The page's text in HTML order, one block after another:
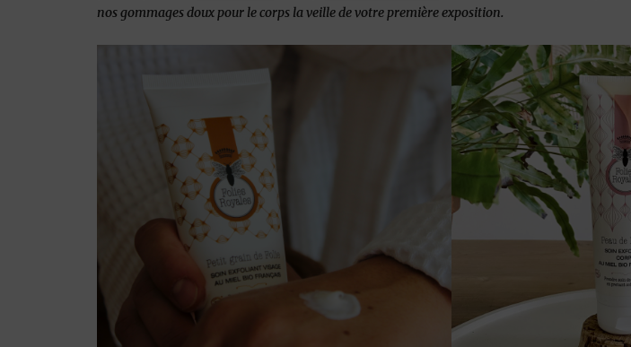
nos gommages doux pour le corps la veille de votre première exposition.